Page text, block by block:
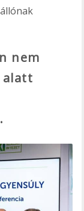
nem
alatt